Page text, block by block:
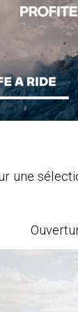
une